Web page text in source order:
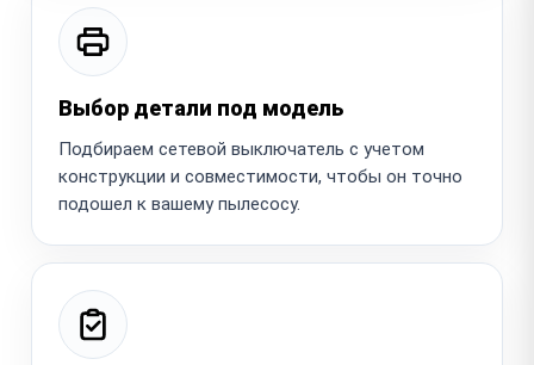
Выбор детали под модель
Подбираем сетевой выключатель с учетом
конструкции и совместимости, чтобы он точно
подошел к вашему пылесосу.